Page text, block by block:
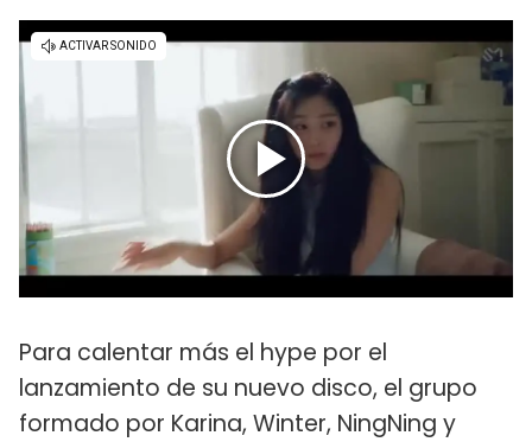
Para calentar más el hype por el
lanzamiento de su nuevo disco, el grupo
formado por Karina, Winter, NingNing y